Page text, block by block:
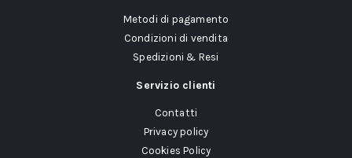
Metodi di pagamento
Condizioni di vendita
Spedizioni & Resi
Servizio clienti
Contatti
Privacy policy
Cookies Policy